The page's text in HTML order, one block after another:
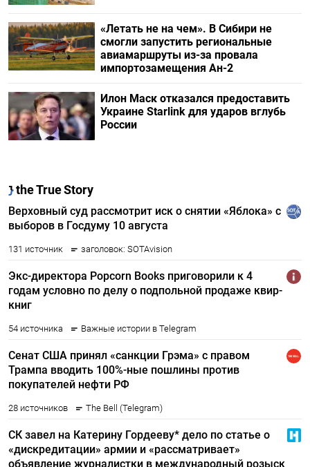
«Летать не на чем». В Сибири не
смогли запустить региональные
авиамаршруты из-за провала
импортозамещения Ан-2
Илон Маск отказался предоставить
Украине Starlink для ударов вглубь
России